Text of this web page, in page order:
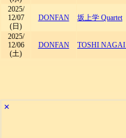
2025/
12/07
(日)
DONFAN 坂上学 Quartet
2025/
12/06
(土)
DONFAN TOSHI NAGAI
✕